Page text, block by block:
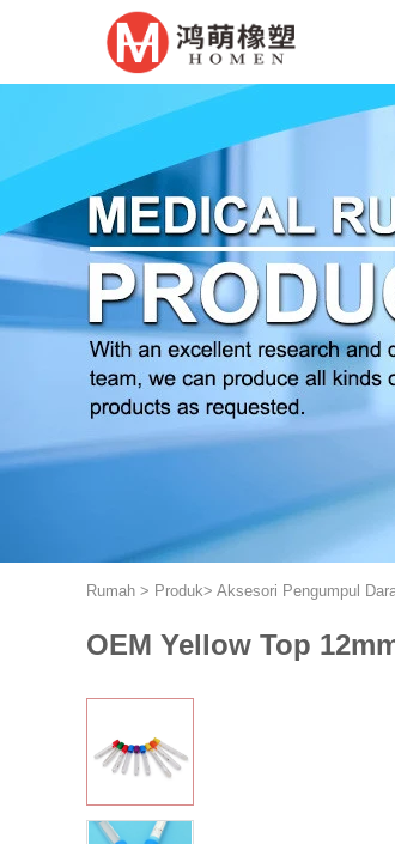
Rumah > Produk> Aksesori Pengumpul
OEM Yellow Top